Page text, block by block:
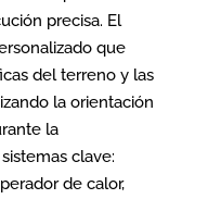
precisa. El
que
del terreno y las
la orientación
la
clave:
de calor,